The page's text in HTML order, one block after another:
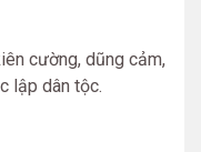
cường, dũng cảm,
lập dân tộc.